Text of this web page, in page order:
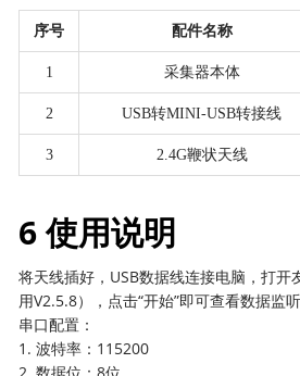
序号 配件名称
1 采集器本体
2 USB转MINI-USB转接线
3 2.4G鞭状天线
6 使用说明
将天线插好，USB数据线连接电脑，打开
用V2.5.8），点击“开始”即可查看数据监听
串口配置：
1. 波特率：115200
2. 数据位：8位